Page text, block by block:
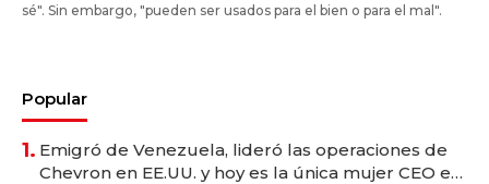
sé". Sin embargo, "pueden ser usados para el bien o para el mal".
Popular
1. Emigró de Venezuela, lideró las operaciones de
Chevron en EE.UU. y hoy es la única mujer CEO en